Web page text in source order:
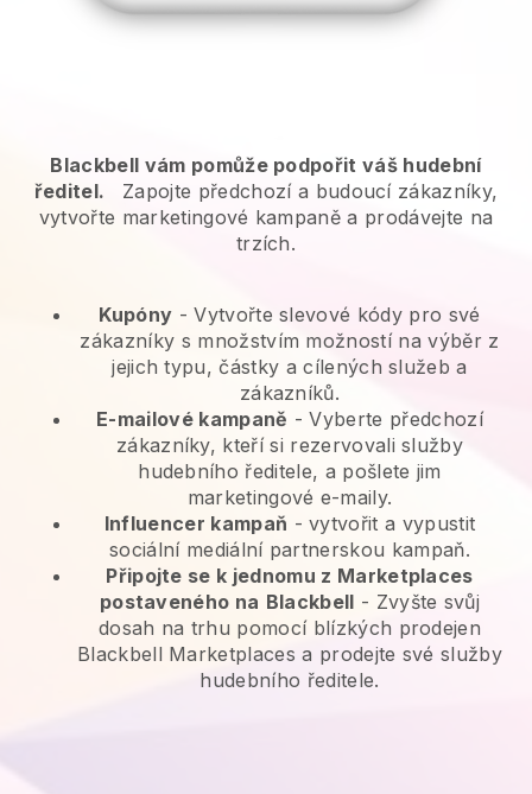
Blackbell vám pomůže podpořit váš hudební
ředitel.
Zapojte předchozí a budoucí zákazníky,
vytvořte marketingové kampaně a prodávejte na
trzích.
Kupóny - Vytvořte slevové kódy pro své
zákazníky s množstvím možností na výběr z
jejich typu, částky a cílených služeb a
zákazníků.
E-mailové kampaně -Vyberte předchozí
zákazníky, kteří si rezervovali služby
hudebního ředitele, a pošlete jim
marketingové e-maily.
Influencer kampaň - vytvořit a vypustit
sociální mediální partnerskou kampaň.
Připojte se k jednomu z Marketplaces
postaveného na Blackbell - Zvyšte svůj
dosah na trhu pomocí blízkých prodejen
Blackbell Marketplaces a prodejte své služby
hudebního ředitele.